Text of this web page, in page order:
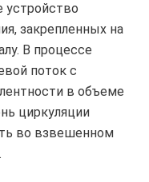
устройство
закрепленных на
В процессе
поток с
в объеме
циркуляции
во взвешенном